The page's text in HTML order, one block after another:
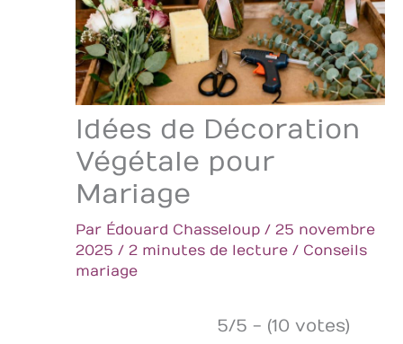
Idées de Décoration
Végétale pour
Mariage
Par Édouard Chasseloup / 25 novembre
2025 / 2 minutes de lecture / Conseils
mariage
5/5 - (10 votes)